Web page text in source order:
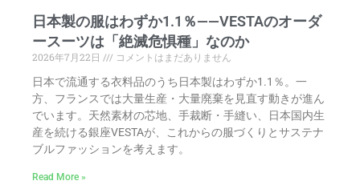
日本製の服はわずか1.1％——VESTAのオーダ
ースーツは「絶滅危惧種」なのか
2026年7月22日
コメントはまだありません
日本で流通する衣料品のうち日本製はわずか1.1％。一
方、フランスでは大量生産・大量廃棄を見直す動きが進ん
でいます。天然素材の芯地、手裁断・手縫い、日本国内生
産を続ける銀座VESTAが、これからの服づくりとサステナ
ブルファッションを考えます。
Read More »